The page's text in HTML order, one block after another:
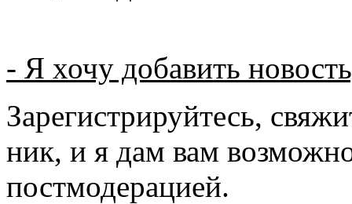
- Я хочу добавить
Зарегистрируйтесь,
ник, и я дам вам
постмодерацией.